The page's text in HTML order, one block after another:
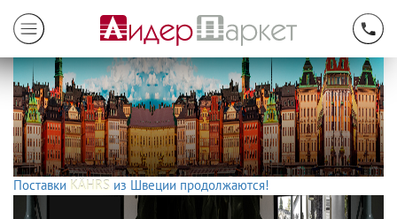
Поставки KÄHRS из Швеции продолжаются!